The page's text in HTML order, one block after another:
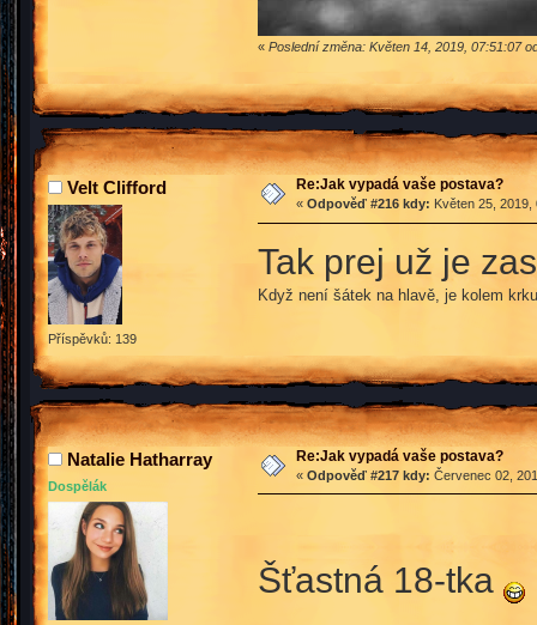
« Poslední změna: Květen 14, 2019, 07:51:07
Velt Clifford
Příspěvků: 139
Re:Jak vypadá vaše postava?
« Odpověď #216 kdy: Květen 25,
Tak prej už je
Když není šátek na hlavě, je kolem
Natalie Hatharray
Dospělák
Re:Jak vypadá vaše postava?
« Odpověď #217 kdy: Červenec 02,
Šťastná 18-tka